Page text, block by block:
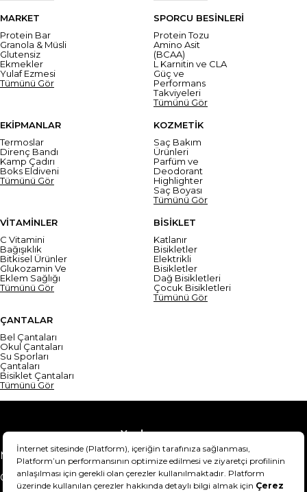
MARKET
Protein Bar
Granola & Müsli
Glutensiz
Ekmekler
Yulaf Ezmesi
Tümünü Gör
SPORCU BESİNLERİ
Protein Tozu
Amino Asit
(BCAA)
L Karnitin ve CLA
Güç ve
Performans
Takviyeleri
Tümünü Gör
EKİPMANLAR
Termoslar
Direnç Bandı
Kamp Çadırı
Boks Eldiveni
Tümünü Gör
KOZMETİK
Saç Bakım
Ürünleri
Parfüm ve
Deodorant
Highlighter
Saç Boyası
Tümünü Gör
VİTAMİNLER
C Vitamini
Bağışıklık
Bitkisel Ürünler
Glukozamin Ve
Eklem Sağlığı
Tümünü Gör
BİSİKLET
Katlanır
Bisikletler
Elektrikli
Bisikletler
Dağ Bisikletleri
Çocuk Bisikletleri
Tümünü Gör
ÇANTALAR
Bel Çantaları
Okul Çantaları
Su Sporları
Çantaları
Bisiklet Çantaları
Tümünü Gör
Yardım
Mesafeli Satış Sözleşmesi
Teslimat Bilgisi
Gizlilik Sözleşmesi
Şartlar & Koşullar